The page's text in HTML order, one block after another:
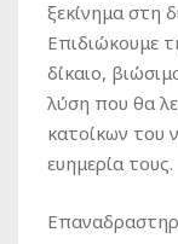
ξεκίνημα στη
Επιδιώκουμε
δίκαιο,
λύση που θα
κατοίκων του
ευημερία τους.